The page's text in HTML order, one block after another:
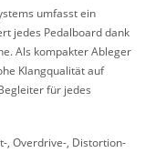
umfasst ein
jedes Pedalboard dank
Als kompakter Ableger
Klangqualität auf
für jedes
, Overdrive-, Distortion-